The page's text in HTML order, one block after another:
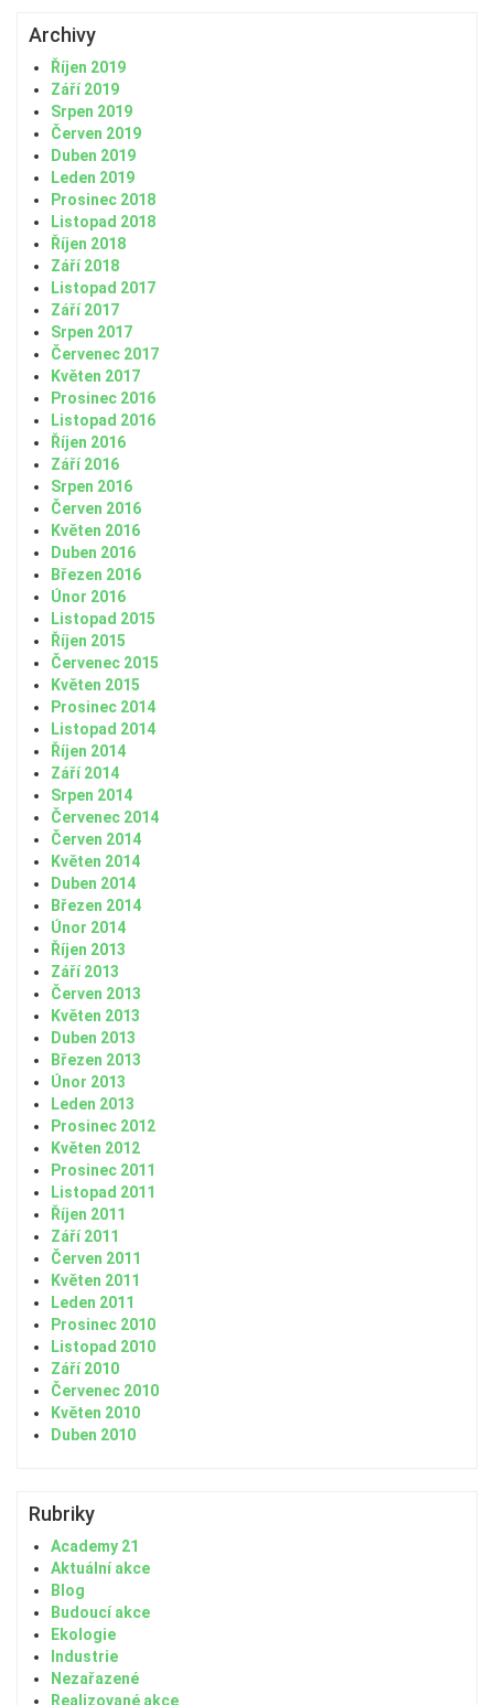
Archivy
Říjen 2019
Září 2019
Srpen 2019
Červen 2019
Duben 2019
Leden 2019
Prosinec 2018
Listopad 2018
Říjen 2018
Září 2018
Listopad 2017
Září 2017
Srpen 2017
Červenec 2017
Květen 2017
Prosinec 2016
Listopad 2016
Říjen 2016
Září 2016
Srpen 2016
Červen 2016
Květen 2016
Duben 2016
Březen 2016
Únor 2016
Listopad 2015
Říjen 2015
Červenec 2015
Květen 2015
Prosinec 2014
Listopad 2014
Říjen 2014
Září 2014
Srpen 2014
Červenec 2014
Červen 2014
Květen 2014
Duben 2014
Březen 2014
Únor 2014
Říjen 2013
Září 2013
Červen 2013
Květen 2013
Duben 2013
Březen 2013
Únor 2013
Leden 2013
Prosinec 2012
Květen 2012
Prosinec 2011
Listopad 2011
Říjen 2011
Září 2011
Červen 2011
Květen 2011
Leden 2011
Prosinec 2010
Listopad 2010
Září 2010
Červenec 2010
Květen 2010
Duben 2010
Rubriky
Academy 21
Aktuální akce
Blog
Budoucí akce
Ekologie
Industrie
Nezařazené
Realizované akce